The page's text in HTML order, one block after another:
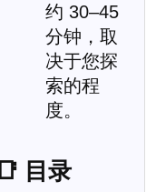
约 30–45
分钟，取
决于您探
索的程
度。
📑 目录